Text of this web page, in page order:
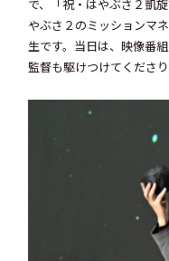
イベントレポート
で、「祝・はやぶさ２凱
やぶさ２のミッションマ
生です。当日は、映像番
監督も駆けつけてくださ